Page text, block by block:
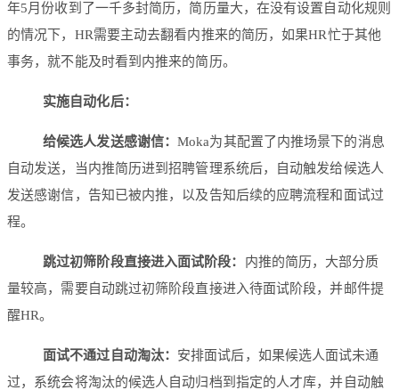
年5月份收到了一千多封简历，简历量大，在没有设置自动化规则
的情况下，HR需要主动去翻看内推来的简历，如果HR忙于其他
事务，就不能及时看到内推来的简历。
实施自动化后：
给候选人发送感谢信： Moka为其配置了内推场景下的消息
自动发送，当内推简历进到招聘管理系统后，自动触发给候选人
发送感谢信，告知已被内推，以及告知后续的应聘流程和面试过
程。
跳过初筛阶段直接进入面试阶段： 内推的简历，大部分质
量较高，需要自动跳过初筛阶段直接进入待面试阶段，并邮件提
醒HR。
面试不通过自动淘汰： 安排面试后，如果候选人面试未通
过，系统会将淘汰的候选人自动归档到指定的人才库，并自动触